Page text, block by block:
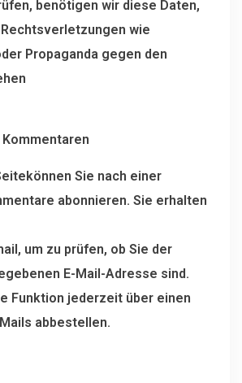
benötigen wir diese Daten,
wie
Propaganda gegen den
Sie nach einer
abonnieren. Sie erhalten
um zu prüfen, ob Sie der
E-Mail-Adresse sind.
Funktion jederzeit über einen
abbestellen.